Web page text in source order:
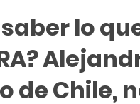
lo
de Chile,